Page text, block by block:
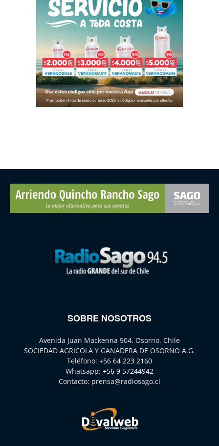
SOBRE NOSOTROS
Avenida Juan Mackenna 904, Osorno, Chile
SOCIEDAD AGRICOLA Y GANADERA DE OSORNO A.G.
Teléfono: +56 64 223 2160
Whatsapp: +56 9 57244942
Contacto: prensa@radiosago.cl